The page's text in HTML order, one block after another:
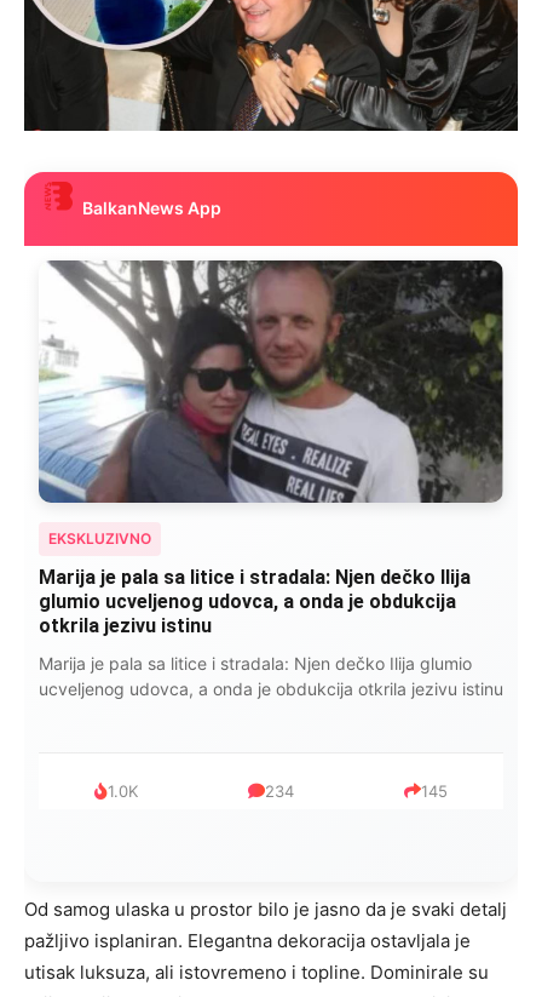
BalkanNews App
EKSKLUZIVNO
Marija je pala sa litice i stradala: Njen dečko Ilija
glumio ucveljenog udovca, a onda je obdukcija
otkrila jezivu istinu
Marija je pala sa litice i stradala: Njen dečko Ilija glumio
ucveljenog udovca, a onda je obdukcija otkrila jezivu istinu
1.0K 234 145
Od samog ulaska u prostor bilo je jasno da je svaki detalj
pažljivo isplaniran. Elegantna dekoracija ostavljala je
utisak luksuza, ali istovremeno i topline. Dominirale su